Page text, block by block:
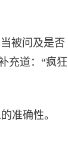
被问及是否
充道：“疯狂
准确性。